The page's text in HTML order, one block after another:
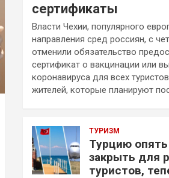
сертификаты
Власти Чехии, популярного
направления сред россиян, с
отменили обязательство
сертификат о вакцинации или
коронавируса для всех
жителей, которые планируют
ТУРИЗМ
Турцию
закрыть для
туристов,